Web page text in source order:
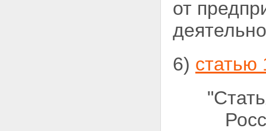
от
6) статью